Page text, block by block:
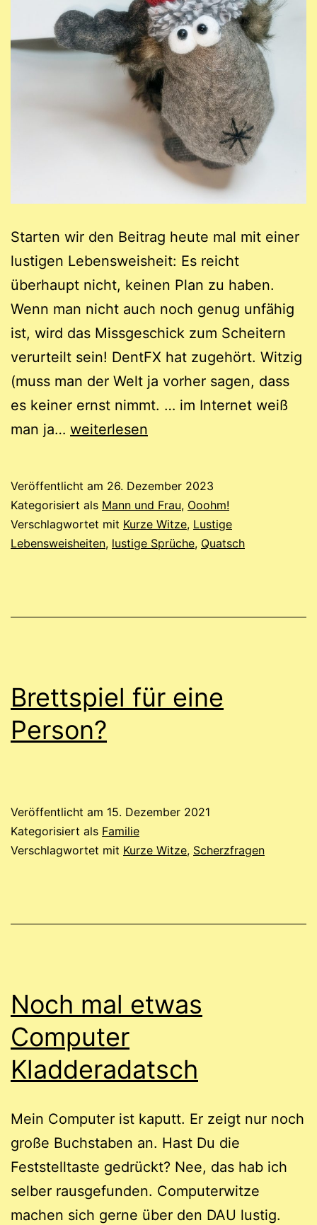
Starten wir den Beitrag heute mal mit einer
lustigen Lebensweisheit: Es reicht
überhaupt nicht, keinen Plan zu haben.
Wenn man nicht auch noch genug unfähig
ist, wird das Missgeschick zum Scheitern
verurteilt sein! DentFX hat zugehört. Witzig
(muss man der Welt ja vorher sagen, dass
es keiner ernst nimmt. … im Internet weiß
man ja… Dieses
noch
ein
paar
komische
andere
witzige
Sachen.
weiterlesen
Veröffentlicht am 26. Dezember 2023
Kategorisiert als Mann und Frau, Ooohm!
Verschlagwortet mit Kurze Witze, Lustige
Lebensweisheiten, lustige Sprüche, Quatsch
Brettspiel für eine
Person?
Veröffentlicht am 15. Dezember 2021
Kategorisiert als Familie
Verschlagwortet mit Kurze Witze, Scherzfragen
Noch mal etwas
Computer
Kladderadatsch
Mein Computer ist kaputt. Er zeigt nur noch
große Buchstaben an. Hast Du die
Feststelltaste gedrückt? Nee, das hab ich
selber rausgefunden. Computerwitze
machen sich gerne über den DAU lustig.